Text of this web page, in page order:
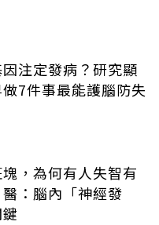
注定發病？研究顯
7件事最能護腦防失
，為何有人失智有
：腦內「神經發